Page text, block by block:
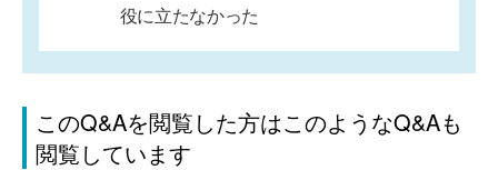
役に立たなかった
このQ&Aを閲覧した方はこのようなQ&Aも
閲覧しています